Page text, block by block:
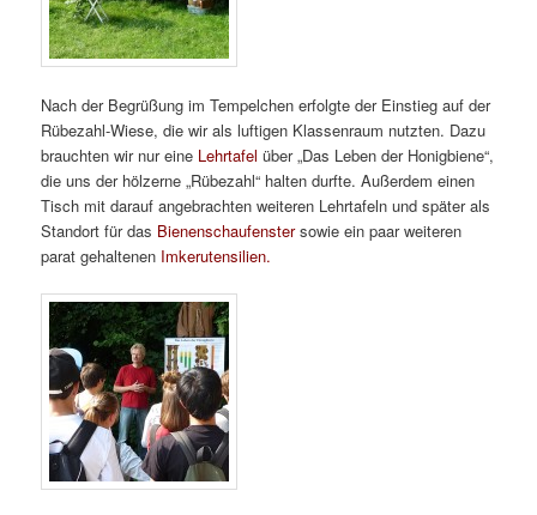
Nach der Begrüßung im Tempelchen erfolgte der Einstieg auf der
Rübezahl-Wiese, die wir als luftigen Klassenraum nutzten. Dazu
brauchten wir nur eine Lehrtafel über „Das Leben der Honigbiene“,
die uns der hölzerne „Rübezahl“ halten durfte. Außerdem einen
Tisch mit darauf angebrachten weiteren Lehrtafeln und später als
Standort für das Bienenschaufenstersowie ein paar weiteren
parat gehaltenen Imkerutensilien.